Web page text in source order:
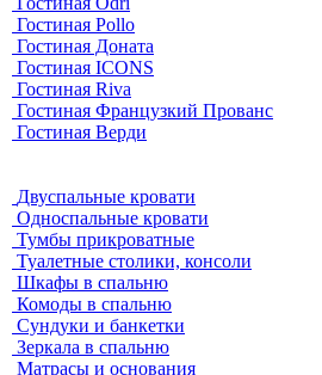
Гостиная Pollo
Гостиная Доната
Гостиная ICONS
Гостиная Riva
Гостиная Французкий Прованс
Гостиная Верди
Двуспальные кровати
Односпальные кровати
Тумбы прикроватные
Туалетные столики, консоли
Шкафы в спальню
Комоды в спальню
Сундуки и банкетки
Зеркала в спальню
Матрасы и основания